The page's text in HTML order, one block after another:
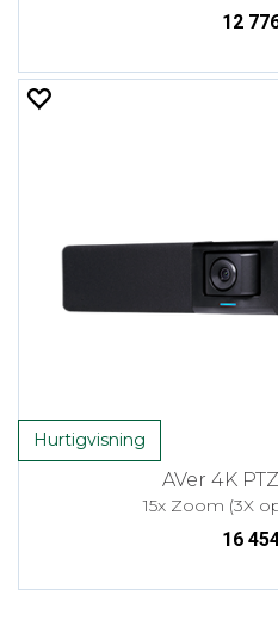
12
Hurtigvisning
AVer 4K
15x Zoom (3X
16